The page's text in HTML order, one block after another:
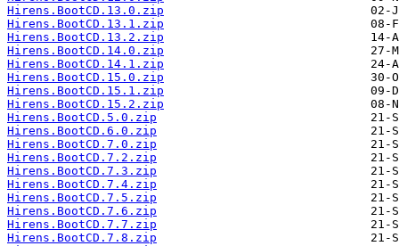
Hirens.BootCD.13.0.zip
Hirens.BootCD.13.1.zip
Hirens.BootCD.13.2.zip
Hirens.BootCD.14.0.zip
Hirens.BootCD.14.1.zip
Hirens.BootCD.15.0.zip
Hirens.BootCD.15.1.zip
Hirens.BootCD.15.2.zip
Hirens.BootCD.5.0.zip
Hirens.BootCD.6.0.zip
Hirens.BootCD.7.0.zip
Hirens.BootCD.7.2.zip
Hirens.BootCD.7.3.zip
Hirens.BootCD.7.4.zip
Hirens.BootCD.7.5.zip
Hirens.BootCD.7.6.zip
Hirens.BootCD.7.7.zip
Hirens.BootCD.7.8.zip